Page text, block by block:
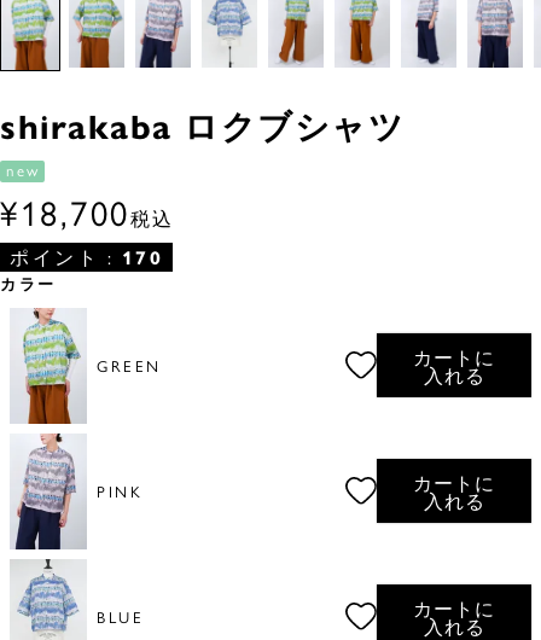
shirakaba ロクブシャツ
new
¥18,700税込
ポイント : 170
カラー
GREEN
カートに
入れる
PINK
カートに
入れる
BLUE
カートに
入れる